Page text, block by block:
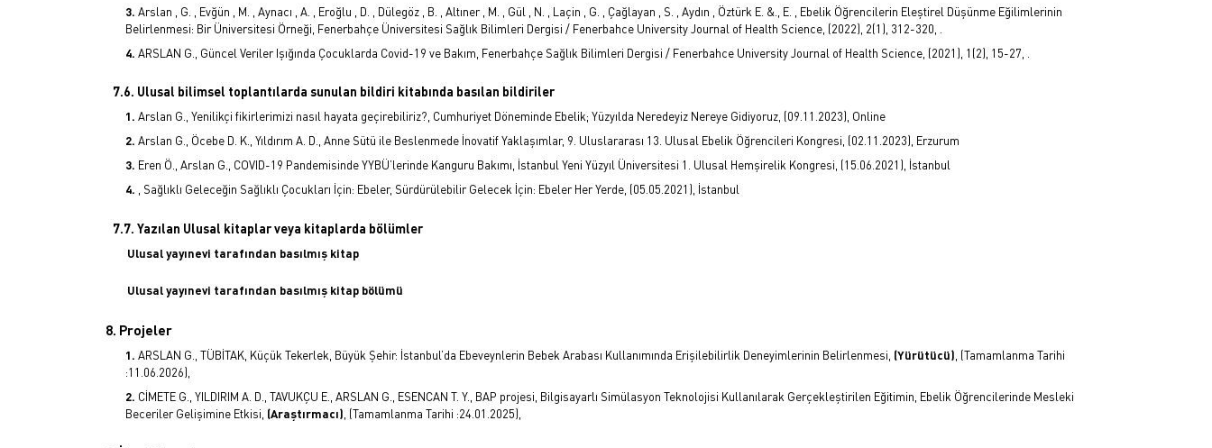
Arslan , G. , Evğün , M. , Aynacı , A. , Eroğlu , D. , Dülegöz , B. , Altıner , M. , Gül , N. , Laçin , G. , Çağlayan , S. , Aydın , Öztürk E. &., E. , Ebelik Öğrencilerin Eleştirel Düşünme Eğilimlerinin
Belirlenmesi: Bir Üniversitesi Örneği, Fenerbahçe Üniversitesi Sağlık Bilimleri Dergisi / Fenerbahce University Journal of Health Science, (2022), 2(1), 312-320, .
ARSLAN G., Güncel Veriler Işığında Çocuklarda Covid-19 ve Bakım, Fenerbahçe Sağlık Bilimleri Dergisi / Fenerbahce University Journal of Health Science, (2021), 1(2), 15-27, .
7.6. Ulusal bilimsel toplantılarda sunulan bildiri kitabında basılan bildiriler
Arslan G., Yenilikçi fikirlerimizi nasıl hayata geçirebiliriz?, Cumhuriyet Döneminde Ebelik; Yüzyılda Neredeyiz Nereye Gidiyoruz, (09.11.2023), Online
Arslan G., Öcebe D. K., Yıldırım A. D., Anne Sütü ile Beslenmede İnovatif Yaklaşımlar, 9. Uluslararası 13. Ulusal Ebelik Öğrencileri Kongresi, (02.11.2023), Erzurum
Eren Ö., Arslan G., COVID-19 Pandemisinde YYBÜ’lerinde Kanguru Bakımı, İstanbul Yeni Yüzyıl Üniversitesi 1. Ulusal Hemşirelik Kongresi, (15.06.2021), İstanbul
, Sağlıklı Geleceğin Sağlıklı Çocukları İçin: Ebeler, Sürdürülebilir Gelecek İçin: Ebeler Her Yerde, (05.05.2021), İstanbul
7.7. Yazılan Ulusal kitaplar veya kitaplarda bölümler
Ulusal yayınevi tarafından basılmış kitap
Ulusal yayınevi tarafından basılmış kitap bölümü
8. Projeler
ARSLAN G., TÜBİTAK, Küçük Tekerlek, Büyük Şehir: İstanbul’da Ebeveynlerin Bebek Arabası Kullanımında Erişilebilirlik Deneyimlerinin Belirlenmesi, (Yürütücü) , (Tamamlanma Tarihi
:11.06.2026),
CİMETE G., YILDIRIM A. D., TAVUKÇU E., ARSLAN G., ESENCAN T. Y., BAP projesi, Bilgisayarlı Simülasyon Teknolojisi Kullanılarak Gerçekleştirilen Eğitimin, Ebelik Öğrencilerinde Mesleki
Beceriler Gelişimine Etkisi, (Araştırmacı) , (Tamamlanma Tarihi :24.01.2025),